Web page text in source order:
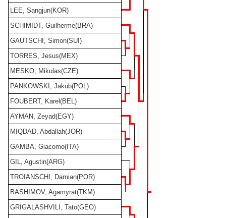
LEE, Sangjun(KOR)
SCHIMIDT, Guilherme(BRA)
GAUTSCHI, Simon(SUI)
TORRES, Jesus(MEX)
MESKO, Mikulas(CZE)
PANKOWSKI, Jakub(POL)
FOUBERT, Karel(BEL)
AYMAN, Zeyad(EGY)
MIQDAD, Abdallah(JOR)
GAMBA, Giacomo(ITA)
GIL, Agustin(ARG)
TROIANSCHI, Damian(POR)
BASHIMOV, Agamyrat(TKM)
GRIGALASHVILI, Tato(GEO)